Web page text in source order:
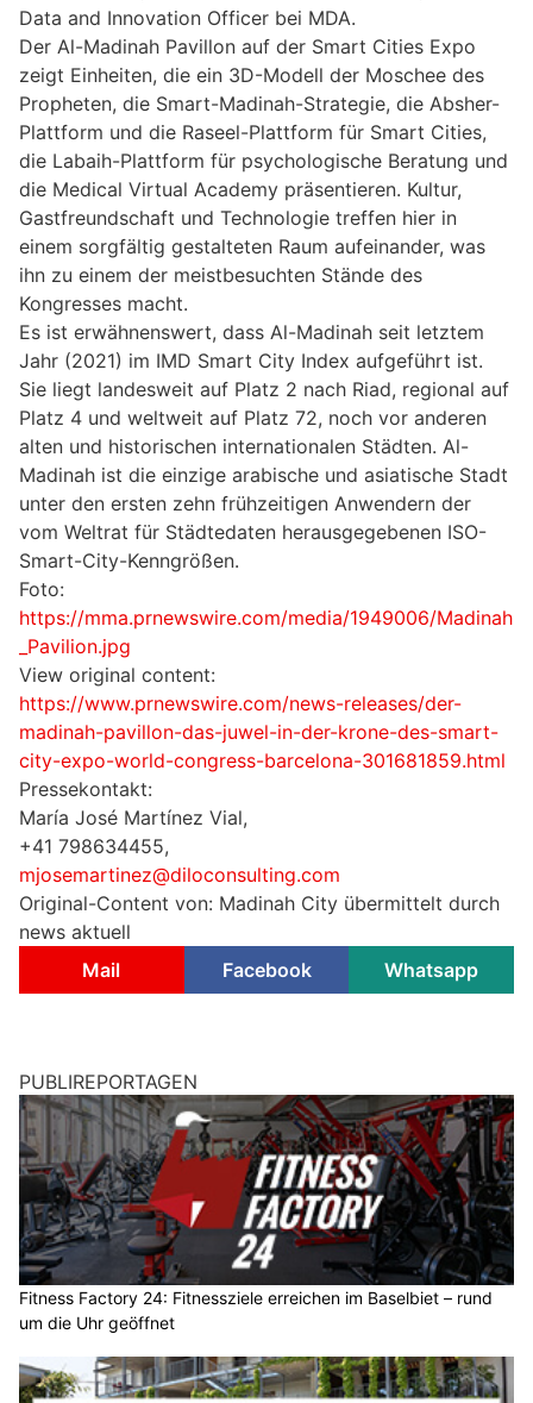
Data and Innovation Officer bei MDA.
Der Al-Madinah Pavillon auf der Smart Cities Expo
zeigt Einheiten, die ein 3D-Modell der Moschee des
Propheten, die Smart-Madinah-Strategie, die Absher-
Plattform und die Raseel-Plattform für Smart Cities,
die Labaih-Plattform für psychologische Beratung und
die Medical Virtual Academy präsentieren. Kultur,
Gastfreundschaft und Technologie treffen hier in
einem sorgfältig gestalteten Raum aufeinander, was
ihn zu einem der meistbesuchten Stände des
Kongresses macht.
Es ist erwähnenswert, dass Al-Madinah seit letztem
Jahr (2021) im IMD Smart City Index aufgeführt ist.
Sie liegt landesweit auf Platz 2 nach Riad, regional auf
Platz 4 und weltweit auf Platz 72, noch vor anderen
alten und historischen internationalen Städten. Al-
Madinah ist die einzige arabische und asiatische Stadt
unter den ersten zehn frühzeitigen Anwendern der
vom Weltrat für Städtedaten herausgegebenen ISO-
Smart-City-Kenngrößen.
Foto:
https://mma.prnewswire.com/media/1949006/Madinah
_Pavilion.jpg
View original content:
https://www.prnewswire.com/news-releases/der-
madinah-pavillon-das-juwel-in-der-krone-des-smart-
city-expo-world-congress-barcelona-301681859.html
Pressekontakt:
María José Martínez Vial,
+41 798634455,
mjosemartinez@diloconsulting.com
Original-Content von: Madinah City übermittelt durch
news aktuell
Mail
Facebook Whatsapp
PUBLIREPORTAGEN
Fitness Factory 24: Fitnessziele erreichen im Baselbiet – rund
um die Uhr geöffnet